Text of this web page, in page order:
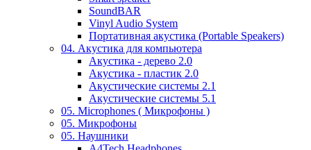
SoundBAR
Vinyl Audio System
Портативная акустика (Portable Speakers)
04. Акустика для компьютера
Акустика - дерево 2.0
Акустика - пластик 2.0
Акустические системы 2.1
Акустические системы 5.1
05. Microphones ( Микрофоны )
05. Микрофоны
05. Наушники